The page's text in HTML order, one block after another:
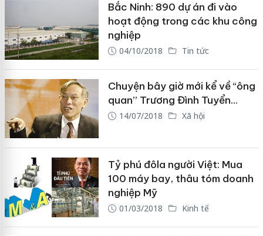
Bắc Ninh: 890 dự án đi vào
hoạt động trong các khu công
nghiệp
04/10/2018 Tin tức
Chuyện bây giờ mới kể về “ông
quan” Trương Đình Tuyển...
14/07/2018 Xã hội
Tỷ phú đôla người Việt: Mua
100 máy bay, thâu tóm doanh
nghiệp Mỹ
01/03/2018 Kinh tế